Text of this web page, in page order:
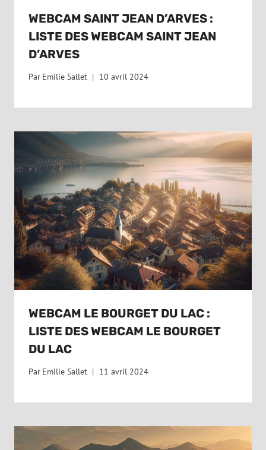
WEBCAM SAINT JEAN D’ARVES :
LISTE DES WEBCAM SAINT JEAN
D’ARVES
Par Emilie Sallet 10 avril 2024
WEBCAM LE BOURGET DU LAC :
LISTE DES WEBCAM LE BOURGET
DU LAC
Par Emilie Sallet 11 avril 2024